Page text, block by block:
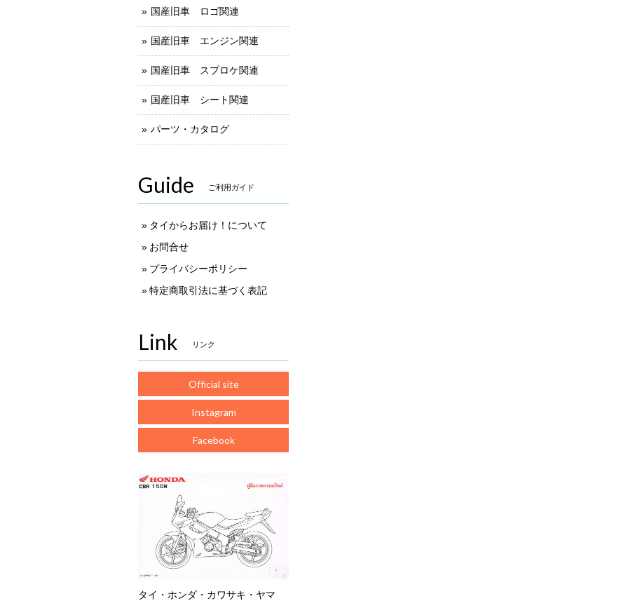
国産旧車 ロゴ関連
国産旧車 エンジン関連
国産旧車 スプロケ関連
国産旧車 シート関連
パーツ・カタログ
Guide ご利用ガイド
タイからお届け！について
お問合せ
プライバシーポリシー
特定商取引法に基づく表記
Link リンク
Official site
Instagram
Facebook
タイ・ホンダ・カワサキ・ヤマ